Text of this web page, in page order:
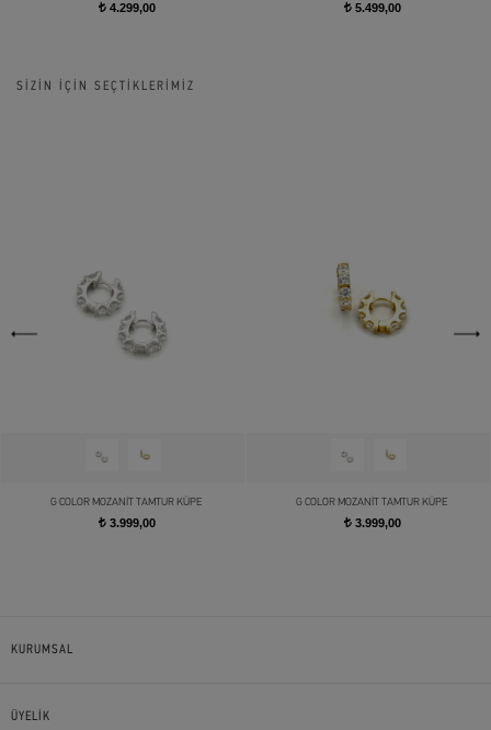
t4.299,00 t5.499,00
SİZİN İÇİN SEÇTİKLERİMİZ
G COLOR MOZANİT TAMTUR KÜPE
t3.999,00
G COLOR MOZANİT TAMTUR KÜPE
t3.999,00
KURUMSAL
ÜYELİK